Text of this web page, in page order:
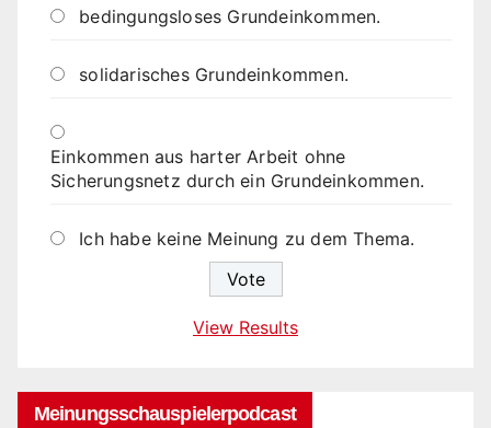
bedingungsloses Grundeinkommen.
solidarisches Grundeinkommen.
Einkommen aus harter Arbeit ohne
Sicherungsnetz durch ein Grundeinkommen.
Ich habe keine Meinung zu dem Thema.
View Results
Meinungsschauspielerpodcast